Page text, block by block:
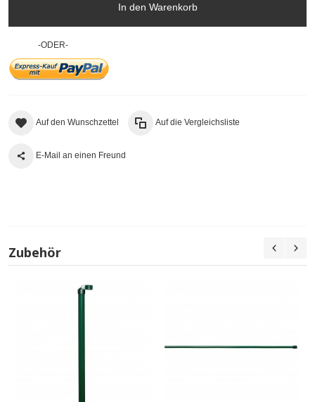
In den Warenkorb
-ODER-
Auf den Wunschzettel Auf die Vergleichsliste
E-Mail an einen Freund
Zubehör